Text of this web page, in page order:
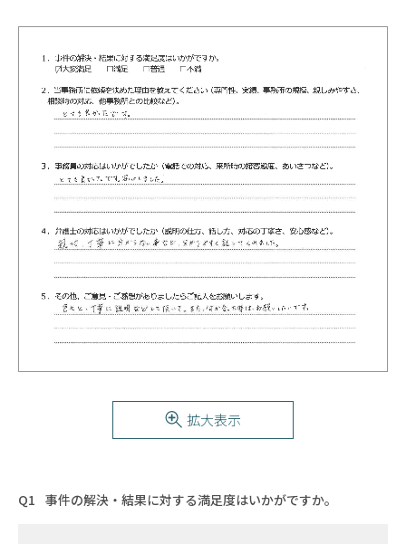
拡大表示
事件の解決・結果に対する満足度はいかがですか。